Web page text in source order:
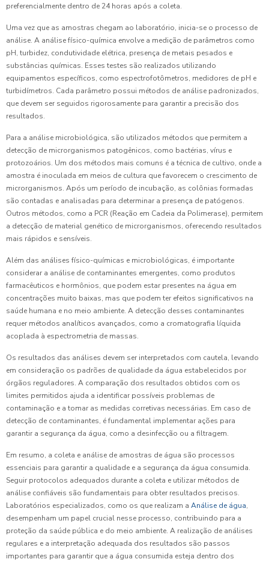
preferencialmente dentro de 24 horas após a coleta.
Uma vez que as amostras chegam ao laboratório, inicia-se o processo de
análise. A análise físico-química envolve a medição de parâmetros como
pH, turbidez, condutividade elétrica, presença de metais pesados e
substâncias químicas. Esses testes são realizados utilizando
equipamentos específicos, como espectrofotômetros, medidores de pH e
turbidímetros. Cada parâmetro possui métodos de análise padronizados,
que devem ser seguidos rigorosamente para garantir a precisão dos
resultados.
Para a análise microbiológica, são utilizados métodos que permitem a
detecção de microrganismos patogênicos, como bactérias, vírus e
protozoários. Um dos métodos mais comuns é a técnica de cultivo, onde a
amostra é inoculada em meios de cultura que favorecem o crescimento de
microrganismos. Após um período de incubação, as colônias formadas
são contadas e analisadas para determinar a presença de patógenos.
Outros métodos, como a PCR (Reação em Cadeia da Polimerase), permitem
a detecção de material genético de microrganismos, oferecendo resultados
mais rápidos e sensíveis.
Além das análises físico-químicas e microbiológicas, é importante
considerar a análise de contaminantes emergentes, como produtos
farmacêuticos e hormônios, que podem estar presentes na água em
concentrações muito baixas, mas que podem ter efeitos significativos na
saúde humana e no meio ambiente. A detecção desses contaminantes
requer métodos analíticos avançados, como a cromatografia líquida
acoplada à espectrometria de massas.
Os resultados das análises devem ser interpretados com cautela, levando
em consideração os padrões de qualidade da água estabelecidos por
órgãos reguladores. A comparação dos resultados obtidos com os
limites permitidos ajuda a identificar possíveis problemas de
contaminação e a tomar as medidas corretivas necessárias. Em caso de
detecção de contaminantes, é fundamental implementar ações para
garantir a segurança da água, como a desinfecção ou a filtragem.
Em resumo, a coleta e análise de amostras de água são processos
essenciais para garantir a qualidade e a segurança da água consumida.
Seguir protocolos adequados durante a coleta e utilizar métodos de
análise confiáveis são fundamentais para obter resultados precisos.
Laboratórios especializados, como os que realizam a Análise de água,
desempenham um papel crucial nesse processo, contribuindo para a
proteção da saúde pública e do meio ambiente. A realização de análises
regulares e a interpretação adequada dos resultados são passos
importantes para garantir que a água consumida esteja dentro dos